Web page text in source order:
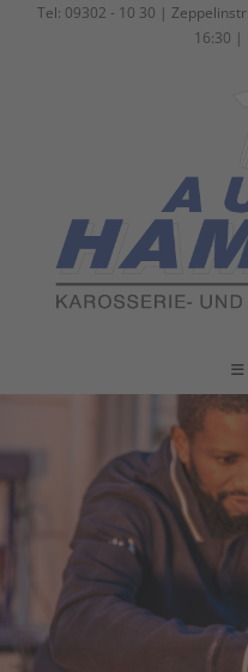
Tel: 09302 - 10 30 |
16:30 |